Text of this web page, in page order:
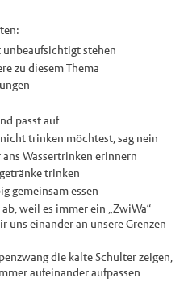
unbeaufsichtigt stehen
zu diesem Thema
passt auf
trinken möchtest, sag nein
Wassertrinken erinnern
trinken
gemeinsam essen
weil es immer ein „ZwiWa“
uns einander an unsere Grenzen
die kalte Schulter zeigen,
aufeinander aufpassen